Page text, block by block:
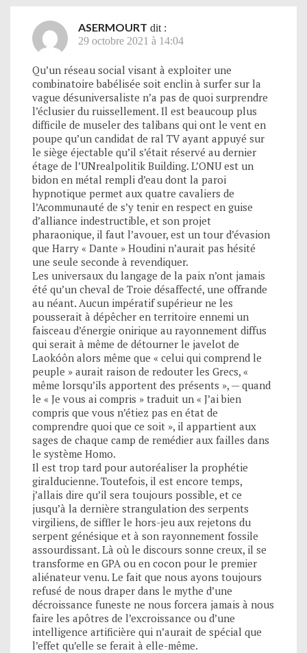
ASERMOURT dit :
29 octobre 2021 à 14:04
Qu’un réseau social visant à exploiter une
combinatoire babélisée soit enclin à surfer sur la
vague désuniversaliste n’a pas de quoi surprendre
l’éclusier du ruissellement. Il est beaucoup plus
difficile de museler des talibans qui ont le vent en
poupe qu’un candidat de ral TV ayant appuyé sur
le siège éjectable qu’il s’était réservé au dernier
étage de l’UNrealpolitik Building. L’ONU est un
bidon en métal rempli d’eau dont la paroi
hypnotique permet aux quatre cavaliers de
l’Acommunauté de s’y tenir en respect en guise
d’alliance indestructible, et son projet
pharaonique, il faut l’avouer, est un tour d’évasion
que Harry « Dante » Houdini n’aurait pas hésité
une seule seconde à revendiquer.
Les universaux du langage de la paix n’ont jamais
été qu’un cheval de Troie désaffecté, une offrande
au néant. Aucun impératif supérieur ne les
pousserait à dépêcher en territoire ennemi un
faisceau d’énergie onirique au rayonnement diffus
qui serait à même de détourner le javelot de
Laokóôn alors même que « celui qui comprend le
peuple » aurait raison de redouter les Grecs, «
même lorsqu’ils apportent des présents », — quand
le « Je vous ai compris » traduit un « J’ai bien
compris que vous n’étiez pas en état de
comprendre quoi que ce soit », il appartient aux
sages de chaque camp de remédier aux failles dans
le système Homo.
Il est trop tard pour autoréaliser la prophétie
giralducienne. Toutefois, il est encore temps,
j’allais dire qu’il sera toujours possible, et ce
jusqu’à la dernière strangulation des serpents
virgiliens, de siffler le hors-jeu aux rejetons du
serpent génésique et à son rayonnement fossile
assourdissant. Là où le discours sonne creux, il se
transforme en GPA ou en cocon pour le premier
aliénateur venu. Le fait que nous ayons toujours
refusé de nous draper dans le mythe d’une
décroissance funeste ne nous forcera jamais à nous
faire les apôtres de l’excroissance ou d’une
intelligence artificière qui n’aurait de spécial que
l’effet qu’elle se ferait à elle-même.